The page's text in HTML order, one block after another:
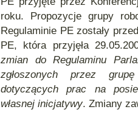
roku. Propozycje grupy
Regulaminie PE zostały
PE, która przyjęła
zmian do Regulaminu
zgłoszonych przez
dotyczących prac na
własnej inicjatywy. Zmiany